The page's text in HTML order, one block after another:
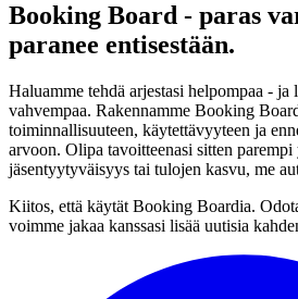
Booking Board - paras
paranee entisestään.
Haluamme tehdä arjestasi helpompaa - ja
vahvempaa. Rakennamme Booking
toiminnallisuuteen, käytettävyyteen ja
arvoon. Olipa tavoitteenasi sitten
jäsentyytyväisyys tai tulojen kasvu, me
Kiitos, että käytät Booking Boardia.
voimme jakaa kanssasi lisää uutisia